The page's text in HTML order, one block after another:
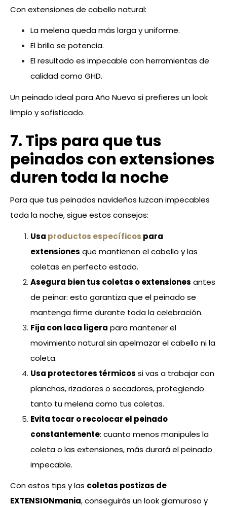
Con extensiones de cabello natural:
La melena queda más larga y uniforme.
El brillo se potencia.
El resultado es impecable con herramientas de
calidad como GHD.
Un peinado ideal para Año Nuevo si prefieres un look
limpio y sofisticado.
7. Tips para que tus
peinados con extensiones
duren toda la noche
Para que tus peinados navideños luzcan impecables
toda la noche, sigue estos consejos:
Usa productos específicos para
extensiones que mantienen el cabello y las
coletas en perfecto estado.
Asegura bien tus coletas o extensiones antes
de peinar: esto garantiza que el peinado se
mantenga firme durante toda la celebración.
Fija con laca ligera para mantener el
movimiento natural sin apelmazar el cabello ni la
coleta.
Usa protectores térmicos si vas a trabajar con
planchas, rizadores o secadores, protegiendo
tanto tu melena como tus coletas.
Evita tocar o recolocar el peinado
constantemente: cuanto menos manipules la
coleta o las extensiones, más durará el peinado
impecable.
Con estos tips y las coletas postizas de
EXTENSIONmania, conseguirás un look glamuroso y